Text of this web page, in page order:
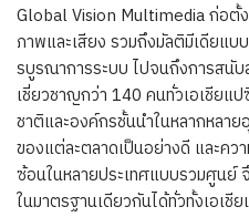
Global Vision Multimedia ก่อตั้
ภาพและเสียง รวมถึงมัลติมีเดียแ
รบูรณาการระบบ ไปจนถึงการสนั
เชี่ยวชาญกว่า 140 คนทั่วเอเชียแ
ชาติและองค์กรชั้นนำในหลากหลา
ของแต่ละตลาดเป็นอย่างดี และคว
ซ้อนในหลายประเทศแบบรวมศูน
ในมาตรฐานเดียวกันได้ทั่วทั้งเอเชี